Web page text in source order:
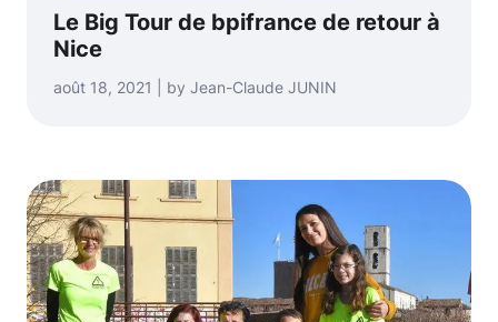
Le Big Tour de bpifrance de retour à
Nice
août 18, 2021 | by Jean-Claude JUNIN